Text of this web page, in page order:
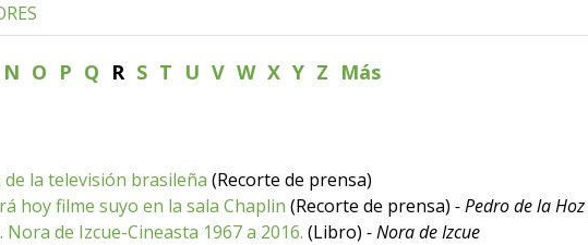
N O P Q R S T U V W X Y Z Más
la televisión brasileña (Recorte de prensa)
hoy filme suyo en la sala Chaplin (Recorte de prensa) - Pedro de la
de Izcue-Cineasta 1967 a 2016. (Libro) - Nora de Izcue